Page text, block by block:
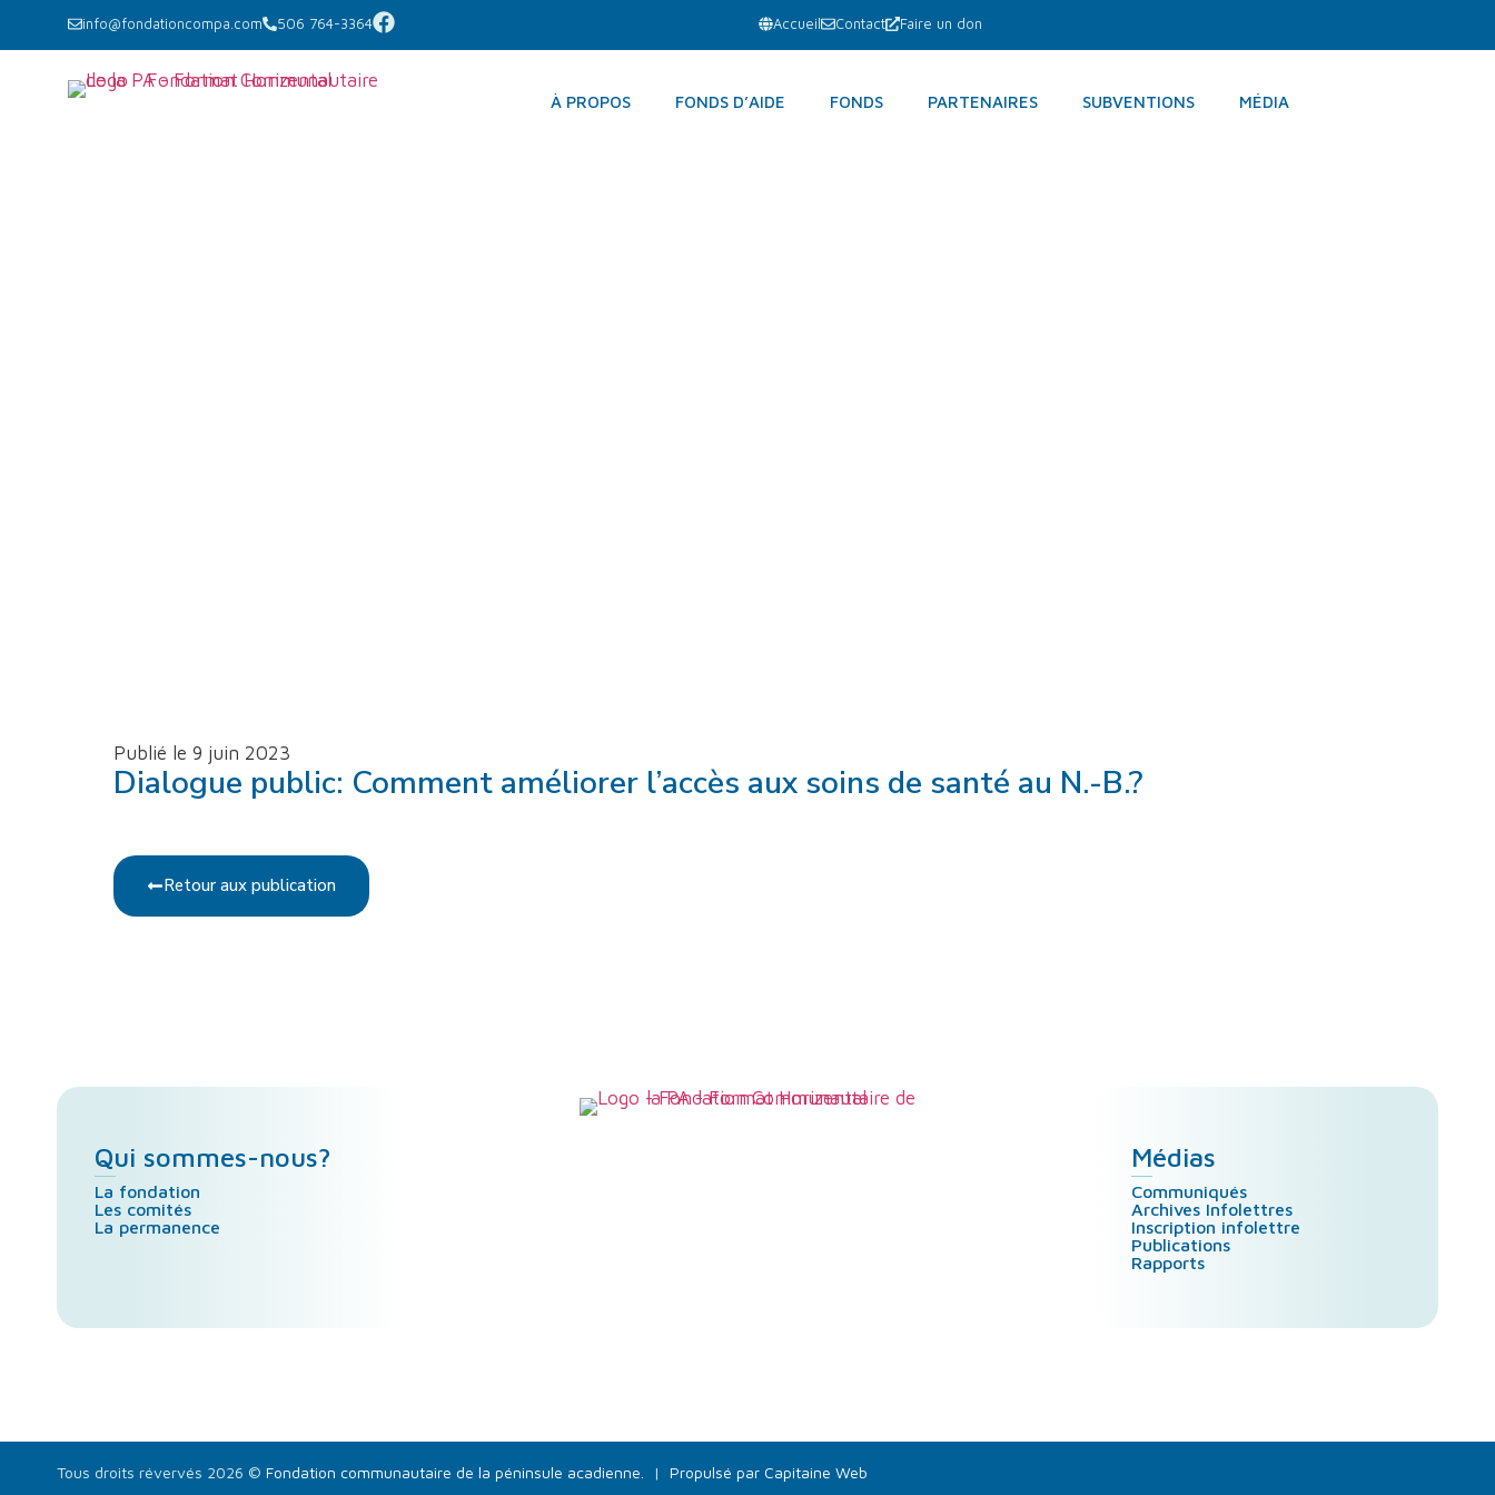
info@fondationcompa.com 506 764-3364 Accueil Contact Faire un don
À PROPOS FONDS D’AIDE FONDS PARTENAIRES SUBVENTIONS MÉDIA
Publié le 9 juin 2023
Dialogue public: Comment améliorer l’accès aux soins de santé au N.-B.?
Retour aux publication
Qui sommes-nous?
La fondation
Les comités
La permanence
Médias
Communiqués
Archives Infolettres
Inscription infolettre
Publications
Rapports
Tous droits révervés 2026 © Fondation communautaire de la péninsule acadienne. | Propulsé par Capitaine Web